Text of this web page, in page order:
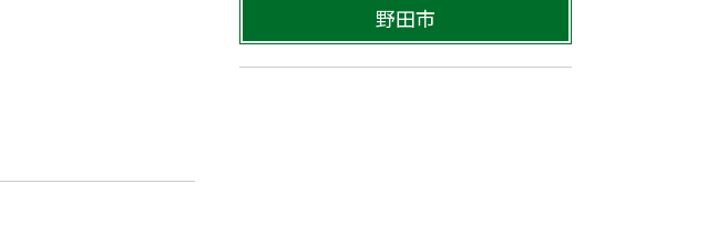
野田市